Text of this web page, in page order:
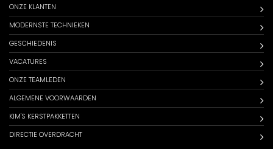
ONZE KLANTEN
MODERNSTE TECHNIEKEN
GESCHIEDENIS
VACATURES
ONZE TEAMLEDEN
ALGEMENE VOORWAARDEN
KIM'S KERSTPAKKETTEN
DIRECTIE OVERDRACHT